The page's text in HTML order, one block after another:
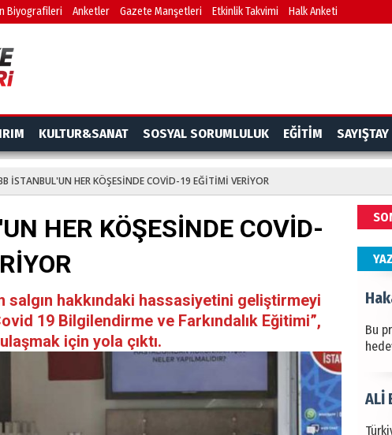
Biyografileri Anketler Gazete Manşetleri Etkinlik Takvimi Halk Anketi
KULTUR&SANAT SOSYAL SORUMLULUK EĞİTİM SAYIŞTAY
İSTANBUL'UN HER KÖŞESİNDE COVİD-19 EĞİTİMİ VERİYOR
HER KÖŞESİNDE COVİD-
salgın hakkındaki hassasiyetini geliştirmeyi
19 Bilgilendirme ve Farkındalık Eğitimi”,
için yola çıktı.
Bu
ALİ